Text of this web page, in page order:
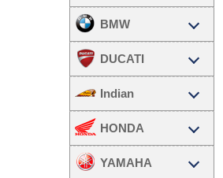
BMW
DUCATI
Indian
HONDA
YAMAHA